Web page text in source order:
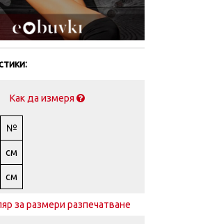
Как да измеря
№
см
см
за размери разпечатване